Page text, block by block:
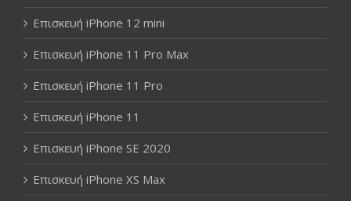
Επισκευή iPhone 12 mini
Επισκευή iPhone 11 Pro Max
Επισκευή iPhone 11 Pro
Επισκευή iPhone 11
Επισκευή iPhone SE 2020
Επισκευή iPhone XS Max